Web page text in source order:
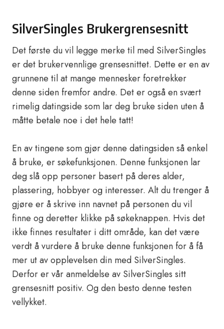
SilverSingles Brukergrensesnitt
Det første du vil legge merke til med SilverSingles
er det brukervennlige grensesnittet. Dette er en av
grunnene til at mange mennesker foretrekker
denne siden fremfor andre. Det er også en svært
rimelig datingside som lar deg bruke siden uten å
måtte betale noe i det hele tatt!
En av tingene som gjør denne datingsiden så enkel
å bruke, er søkefunksjonen. Denne funksjonen lar
deg slå opp personer basert på deres alder,
plassering, hobbyer og interesser. Alt du trenger å
gjøre er å skrive inn navnet på personen du vil
finne og deretter klikke på søkeknappen. Hvis det
ikke finnes resultater i ditt område, kan det være
verdt å vurdere å bruke denne funksjonen for å få
mer ut av opplevelsen din med SilverSingles.
Derfor er vår anmeldelse av SilverSingles sitt
grensesnitt positiv. Og den besto denne testen
vellykket.